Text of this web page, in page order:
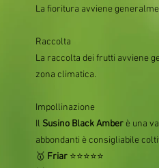
La fioritura avviene
Raccolta
La raccolta dei frutti avviene
zona climatica.
Impollinazione
Il Susino Black Amber è una
abbondanti è consigliabile
🥇 Friar ⭐⭐⭐⭐⭐